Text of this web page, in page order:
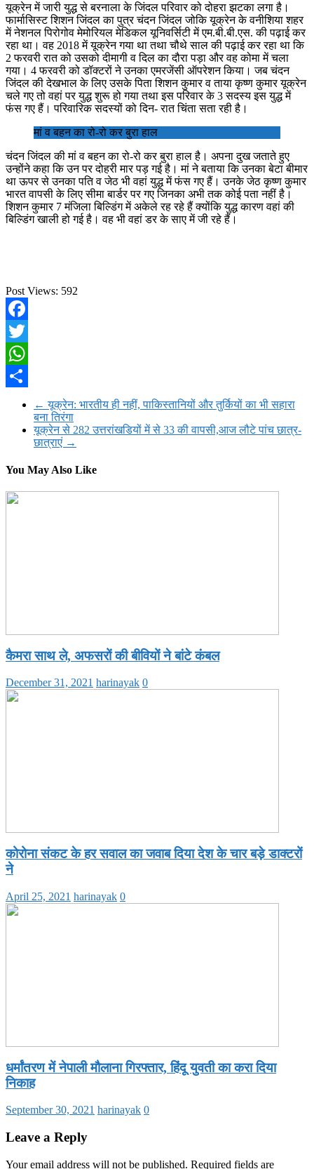
यूक्रेन में जारी युद्ध से बरनाला के जिंदल परिवार को दोहरा झटका लगा है।
फार्मासिस्ट शिशन जिंदल का पुत्र चंदन जिंदल जोकि यूक्रेन के वनीशिया शहर
में नेशनल पिरोगोव मेमोरियल मेडिकल यूनिवर्सिटी में एम.बी.बी.एस. की पढ़ाई कर
रहा था। वह 2018 में यूक्रेन गया था तथा चौथे साल की पढ़ाई कर रहा था कि
2 फरवरी रात को उसको दीमागी व दिल का दौरा पड़ा और वह कोमा में चला
गया। 4 फरवरी को डॉक्टरों ने उनका एमरजेंसी ऑपरेशन किया। जब चंदन
जिंदल की देखभाल के लिए उसके पिता शिशन कुमार व ताया कृष्ण कुमार यूक्रेन
चले गए तो वहां पर युद्ध शुरू हो गया तथा इस परिवार के 3 सदस्य इस युद्ध में
फंस गए हैं। परिवारिक सदस्यों को दिन- रात चिंता सता रही है।
मां व बहन का रो-रो कर बुरा हाल
चंदन जिंदल की मां व बहन का रो-रो कर बुरा हाल है। अपना दुख जताते हुए
उन्होंने कहा कि उन पर दोहरी मार पड़ गई है। मां ने बताया कि उनका बेटा बीमार
था ऊपर से उनका पति व जेठ भी वहां युद्ध में फंस गए हैं। उनके जेठ कृष्ण कुमार
भारत वापसी के लिए सीमा बार्डर पर गए जिनका अभी तक कोई पता नहीं है।
शिशन कुमार 7 मंजिला बिल्डिंग में अकेले रह रहे हैं क्योंकि युद्ध कारण वहां की
बिल्डिंग खाली हो गई है। वह भी वहां डर के साए में जी रहे हैं।
Post Views: 592
Facebook
Twitter
WhatsApp
← यूक्रेन: भारतीय ही नहीं, पाकिस्तानियों और तुर्कियों का भी सहारा
बना तिरंगा
यूक्रेन से 282 उत्तरांखडियों में से 33 की वापसी,आज लौटे पांच छात्र-
छात्राएं →
You May Also Like
कैमरा साथ ले, अफसरों की बीवियों ने बांटे कंबल
December 31, 2021 harinayak 0
कोरोना संकट के हर सवाल का जवाब दिया देश के चार बड़े डाक्टरों
ने
April 25, 2021 harinayak 0
धर्मांतरण में नेपाली मौलाना गिरफ्तार, हिंदू युवती का करा दिया
निकाह
September 30, 2021 harinayak 0
Leave a Reply
Your email address will not be published. Required fields are